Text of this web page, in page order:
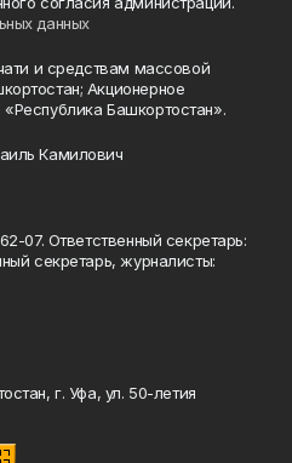
данных
и средствам массовой
Акционерное
Башкортостан».
Камилович
07. Ответственный секретарь:
секретарь, журналисты:
г. Уфа, ул. 50-летия